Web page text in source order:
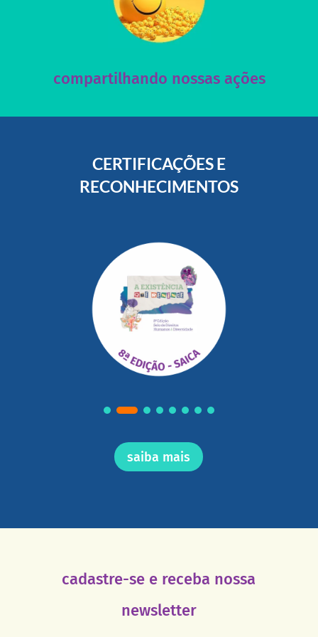
compartilhando nossas ações
Acesse nossas redes sociais e nos ajude compartilhando
nossos posts e nosso site!
CERTIFICAÇÕES E
RECONHECIMENTOS
saiba mais
cadastre-se e receba nossa
newsletter